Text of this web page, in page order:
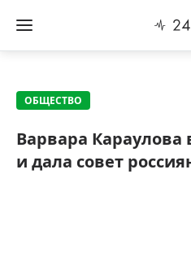
ОБЩЕСТВО
Варвара
и дала совет